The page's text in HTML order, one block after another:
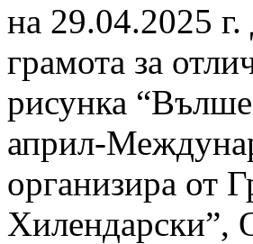
на 29.04.2025
грамота за
рисунка
април-
организира от
Хилендарски”,